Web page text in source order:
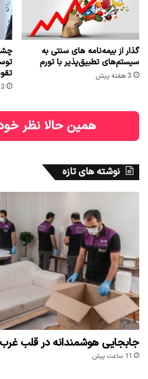
گذار از بیمه‌نامه های سنتی به
سیستم‌های تطبیق‌پذیر با تورم
3 هفته پیش
3 هفته پیش
همین حالا نظر
نوشته های تازه
جابجایی هوشمندانه در قلب غرب
11 ساعت پیش